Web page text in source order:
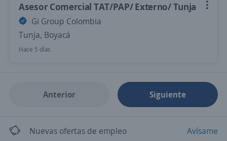
Asesor Comercial TAT/PAP/ Externo/ Tunja
Gi Group Colombia
Tunja, Boyacá
Hace 5 días
Anterior Siguiente
Nuevas ofertas de empleo Avísame